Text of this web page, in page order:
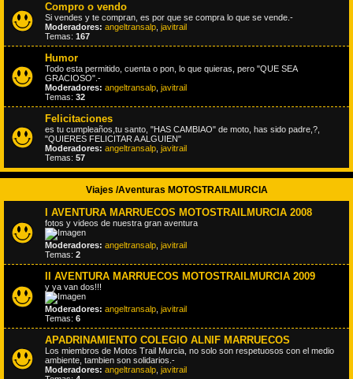
Compro o vendo
Si vendes y te compran, es por que se compra lo que se vende.-
Moderadores: angeltransalp javitrail
Temas: 167
Humor
Todo esta permitido, cuenta o pon, lo que quieras, pero "QUE SEA
GRACIOSO".-
Moderadores: angeltransalp javitrail
Temas: 32
Felicitaciones
es tu cumpleaños,tu santo, "HAS CAMBIAO" de moto, has sido padre,?,
"QUIERES FELICITAR A ALGUIEN"
Moderadores: angeltransalp javitrail
Temas: 57
Viajes /Aventuras MOTOSTRAILMURCIA
I AVENTURA MARRUECOS MOTOSTRAILMURCIA 2008
fotos y videos de nuestra gran aventura
Moderadores: angeltransalp javitrail
Temas: 2
II AVENTURA MARRUECOS MOTOSTRAILMURCIA 2009
y ya van dos!!!
Moderadores: angeltransalp javitrail
Temas: 6
APADRINAMIENTO COLEGIO ALNIF MARRUECOS
Los miembros de Motos Trail Murcia, no solo son respetuosos con el medio
ambiente, tambien son solidarios.-
Moderadores: angeltransalp javitrail